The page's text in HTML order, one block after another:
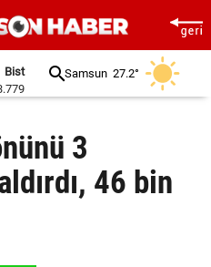
Bist
Samsun 27.2°
3
46 bin